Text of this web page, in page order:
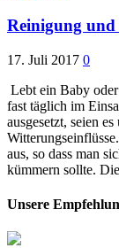
Reinigung und
17. Juli 2017 0
Lebt ein Baby
fast täglich im
ausgesetzt, seien
aus, so dass man
kümmern sollte.
Unsere